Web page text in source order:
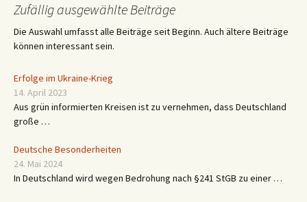
Zufällig ausgewählte Beiträge
Die Auswahl umfasst alle Beiträge seit Beginn. Auch ältere Beiträge
können interessant sein.
Erfolge im Ukraine-Krieg
14. April 2023
Aus grün informierten Kreisen ist zu vernehmen, dass Deutschland
große …
Deutsche Besonderheiten
24. Mai 2024
In Deutschland wird wegen Bedrohung nach §241 StGB zu einer …